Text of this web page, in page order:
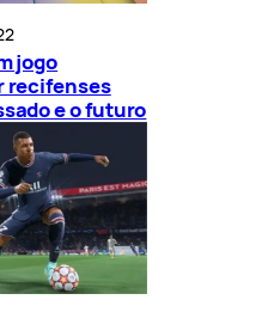
jogo
recifenses
e o futuro